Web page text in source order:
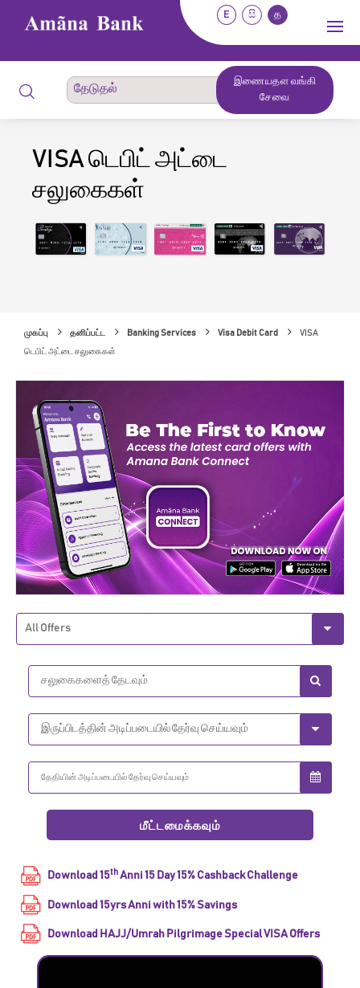
E සි த
இணையதள வங்கி
சேவை
VISA டெபிட் அட்டை
சலுகைகள்
முகப்பு தனிப்பட்ட Banking Services Visa Debit Card VISA
டெபிட் அட்டை சலுகைகள்
Download 15th Anni 15 Day 15% Cashback Challenge
Download 15yrs Anni with 15% Savings
Download HAJJ/Umrah Pilgrimage Special VISA Offers